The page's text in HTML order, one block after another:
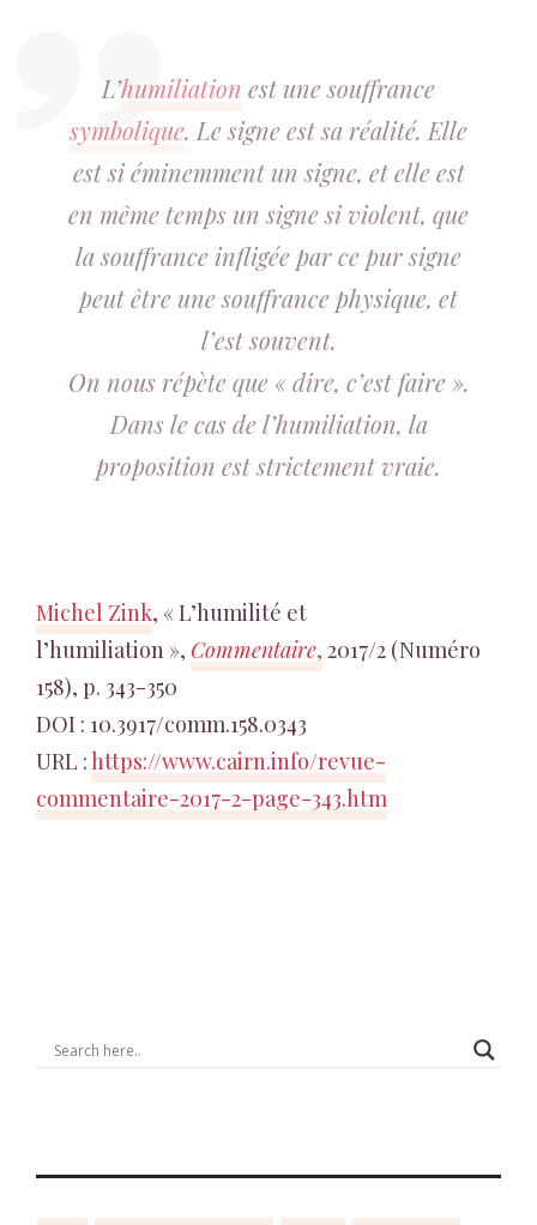
L’humiliation est une souffrance
symbolique. Le signe est sa réalité. Elle
est si éminemment un signe, et elle est
en même temps un signe si violent, que
la souffrance infligée par ce pur signe
peut être une souffrance physique, et
l’est souvent.
On nous répète que « dire, c’est faire ».
Dans le cas de l’humiliation, la
proposition est strictement vraie.
Michel Zink, « L’humilité et
l’humiliation », Commentaire, 2017/2 (Numéro
158), p. 343-350
DOI : 10.3917/comm.158.0343
URL :https://www.cairn.info/revue-
commentaire-2017-2-page-343.htm